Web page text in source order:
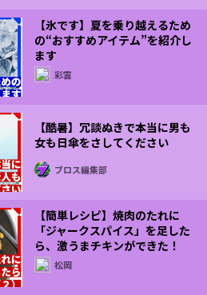
【氷です】夏を乗り越えるため
の“おすすめアイテム”を紹介し
ます
彩雲
【酷暑】冗談ぬきで本当に男も
女も日傘をさしてください
ブロス編集部
【簡単レシピ】焼肉のたれに
「ジャークスパイス」を足した
ら、激うまチキンができた！
（２）
松岡